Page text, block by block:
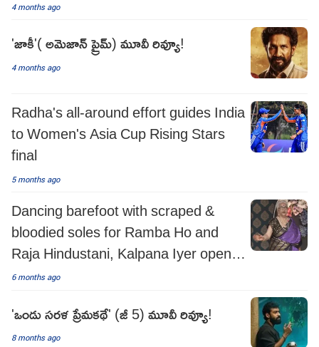
4 months ago
'జాకీ'( అమెజాన్ ప్రైమ్) మూవీ రివ్యూ!
4 months ago
Radha's all-around effort guides India
to Women's Asia Cup Rising Stars
final
5 months ago
Dancing barefoot with scraped &
bloodied soles for Ramba Ho and
Raja Hindustani, Kalpana Iyer opens
up on it all
6 months ago
'ఒండు సరళ ప్రేమకథే' (జీ 5) మూవీ రివ్యూ!
8 months ago